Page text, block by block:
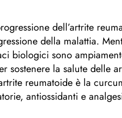
dell’artrite
della malattia.
biologici sono
la salute delle
reumatoide è la
antiossidanti e